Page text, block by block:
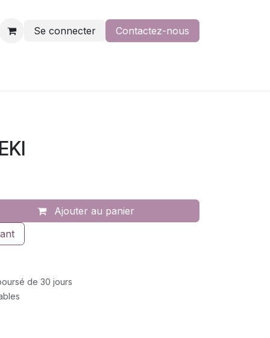
Se connecter Contactez-nous
Ajouter au panier
de 30 jours